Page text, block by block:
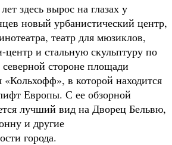
здесь вырос на глазах у
новый урбанистический центр,
театр для мюзиклов,
центр и стальную скульптуру по
стороне площади
в которой находится
Европы. С ее обзорной
лучший вид на Дворец Бельвю,
и другие
города.